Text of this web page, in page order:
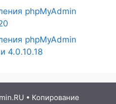
phpMyAdmin
phpMyAdmin
4.0.10.18
• Копирование